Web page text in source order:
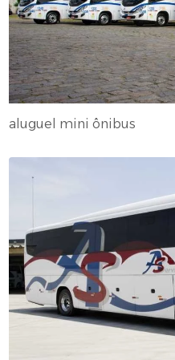
aluguel mini ônibus